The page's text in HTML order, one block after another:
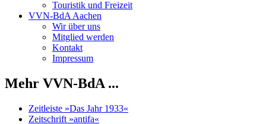
Touristik und Freizeit
VVN-BdA Aachen
Wir über uns
Mitglied werden
Kontakt
Impressum
Mehr VVN-BdA ...
Zeitleiste »Das Jahr 1933«
Zeitschrift »antifa«